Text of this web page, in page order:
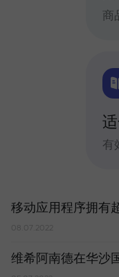
商
有
移动应用程序拥有
08.07.2022
维希阿南德在华沙